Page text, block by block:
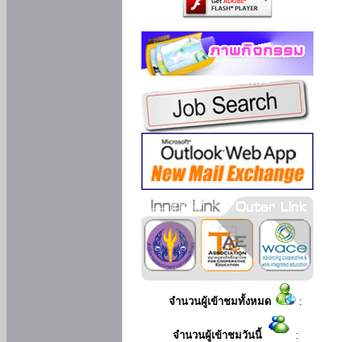
จำนวนผู้เข้าชมทั้งหมด :
จำนวนผู้เข้าชมวันนี้ :